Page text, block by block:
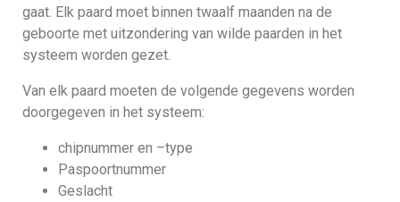
gaat. Elk paard moet binnen twaalf maanden na de
geboorte met uitzondering van wilde paarden in het
systeem worden gezet.
Van elk paard moeten de volgende gegevens worden
doorgegeven in het systeem:
chipnummer en –type
Paspoortnummer
Geslacht